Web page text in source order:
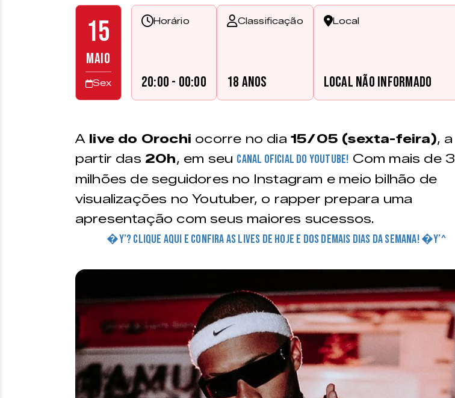
15
MAIO
Sex
Horário
20:00 - 00:00
Classificação
18 anos
Local
Local não informado
A live do Orochi ocorre no dia15/05 (sexta-feira), a
partir das 20h, em seu canal oficial do Youtube! Com mais de 3
milhões de seguidores no Instagram e meio bilhão de
visualizações no Youtuber, o rapper prepara uma
apresentação com seus maiores sucessos.
�Y’? CLIQUE AQUI E CONFIRA AS LIVES DE HOJE E DOS DEMAIS DIAS DA SEMANA! �Y’^